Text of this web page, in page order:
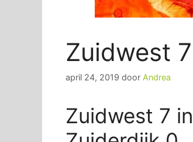
Zuidwest
april 24, 2019 door Andrea
Zuidwest 7